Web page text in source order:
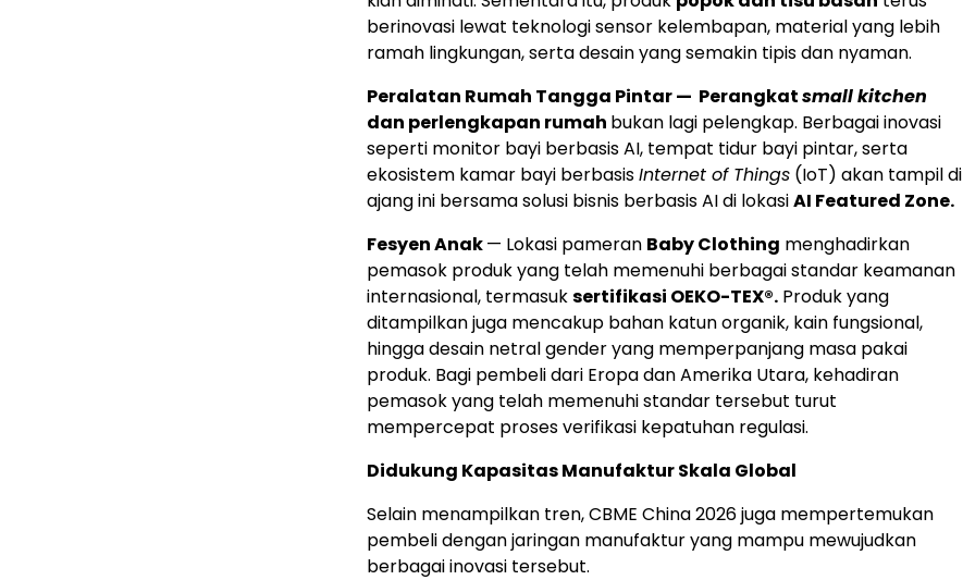
berinovasi lewat teknologi sensor kelembapan, material yang lebih
ramah lingkungan, serta desain yang semakin tipis dan nyaman.
Peralatan Rumah Tangga Pintar — Perangkatsmall kitchen
dan perlengkapan rumah bukan lagi pelengkap. Berbagai inovasi
seperti monitor bayi berbasis AI, tempat tidur bayi pintar, serta
ekosistem kamar bayi berbasisInternet of Things (IoT) akan tampil di
ajang ini bersama solusi bisnis berbasis AI di lokasiAI Featured Zone.
Fesyen Anak— Lokasi pameran Baby Clothing menghadirkan
pemasok produk yang telah memenuhi berbagai standar keamanan
internasional, termasuksertifikasi OEKO-TEX®. Produk yang
ditampilkan juga mencakup bahan katun organik, kain fungsional,
hingga desain netral gender yang memperpanjang masa pakai
produk. Bagi pembeli dari Eropa dan Amerika Utara, kehadiran
pemasok yang telah memenuhi standar tersebut turut
mempercepat proses verifikasi kepatuhan regulasi.
Didukung Kapasitas Manufaktur Skala Global
Selain menampilkan tren, CBME China 2026 juga mempertemukan
pembeli dengan jaringan manufaktur yang mampu mewujudkan
berbagai inovasi tersebut.